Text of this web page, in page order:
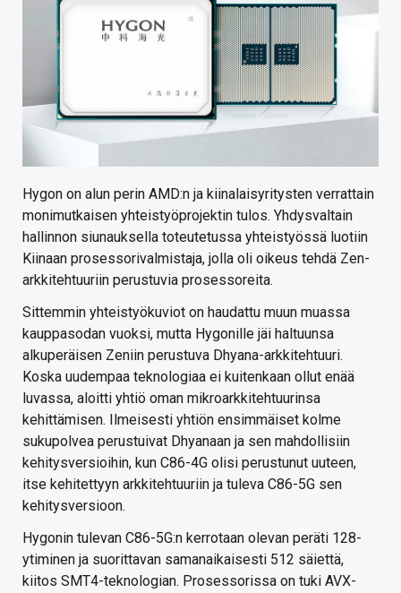
HAKU
Hygon on alun perin AMD:n ja kiinalaisyritysten verrattain
monimutkaisen yhteistyöprojektin tulos. Yhdysvaltain
hallinnon siunauksella toteutetussa yhteistyössä luotiin
Kiinaan prosessorivalmistaja, jolla oli oikeus tehdä Zen-
arkkitehtuuriin perustuvia prosessoreita.
Sittemmin yhteistyökuviot on haudattu muun muassa
kauppasodan vuoksi, mutta Hygonille jäi haltuunsa
alkuperäisen Zeniin perustuva Dhyana-arkkitehtuuri.
Koska uudempaa teknologiaa ei kuitenkaan ollut enää
luvassa, aloitti yhtiö oman mikroarkkitehtuurinsa
kehittämisen. Ilmeisesti yhtiön ensimmäiset kolme
sukupolvea perustuivat Dhyanaan ja sen mahdollisiin
kehitysversioihin, kun C86-4G olisi perustunut uuteen,
itse kehitettyyn arkkitehtuuriin ja tuleva C86-5G sen
kehitysversioon.
Hygonin tulevan C86-5G:n kerrotaan olevan peräti 128-
ytiminen ja suorittavan samanaikaisesti 512 säiettä,
kiitos SMT4-teknologian. Prosessorissa on tuki AVX-